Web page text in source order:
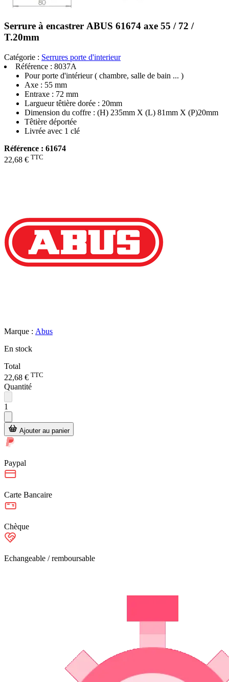
Serrure à encastrer ABUS 61674 axe 55 / 72 /
T.20mm
Catégorie : Serrures porte d'interieur
Référence : 8037A
Pour porte d'intérieur ( chambre, salle de bain ... )
Axe : 55 mm
Entraxe : 72 mm
Largueur têtière dorée : 20mm
Dimension du coffre : (H) 235mm X (L) 81mm X (P)20mm
Têtière déportée
Livrée avec 1 clé
Référence : 61674
22,68 € TTC
Marque : Abus
En stock
Total
22,68 € TTC
Quantité
1
Ajouter au panier
Paypal
Carte Bancaire
Chèque
Echangeable / remboursable